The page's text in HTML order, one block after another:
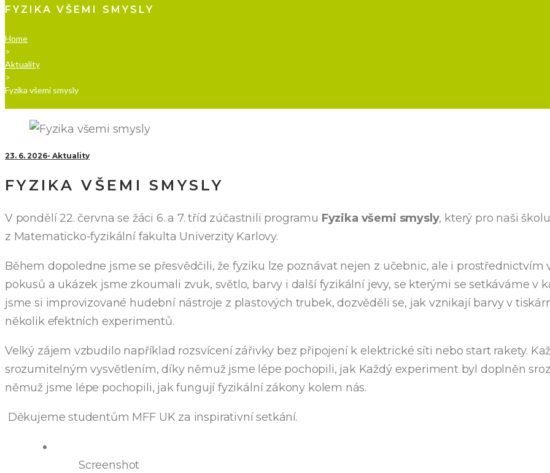
FYZIKA VŠEMI SMYSLY
Home
>
Aktuality
>
Fyzika všemi smysly
23. 6. 2026 Aktuality
FYZIKA VŠEMI SMYSLY
V pondělí 22. června se žáci 6. a 7. tříd zúčastnili programu Fyzika všemi smysly, který pro naši
z Matematicko-fyzikální fakulta Univerzity Karlovy.
Během dopoledne jsme se přesvědčili, že fyziku lze poznávat nejen z učebnic, ale i prostřednictvím
pokusů a ukázek jsme zkoumali zvuk, světlo, barvy i další fyzikální jevy, se kterými se setkáváme v
jsme si improvizované hudební nástroje z plastových trubek, dozvěděli se, jak vznikají barvy v
několik efektních experimentů.
Velký zájem vzbudilo například rozsvícení zářivky bez připojení k elektrické síti nebo start rakety.
srozumitelným vysvětlením, díky němuž jsme lépe pochopili, jak Každý experiment byl doplněn
němuž jsme lépe pochopili, jak fungují fyzikální zákony kolem nás.
Děkujeme studentům MFF UK za inspirativní setkání.
Screenshot